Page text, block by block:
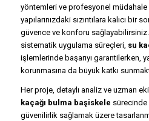
yöntemleri ve profesyonel müdahale
yapılarınızdaki sızıntılara kalıcı bir
güvence ve konforu sağlayabilirsiniz.
sistematik uygulama süreçleri, su
işlemlerinde başarıyı garantilerken,
korunmasına da büyük katkı
Her proje, detaylı analiz ve uzman
kaçağı bulma başiskele
güvenilirlik sağlamak üzere